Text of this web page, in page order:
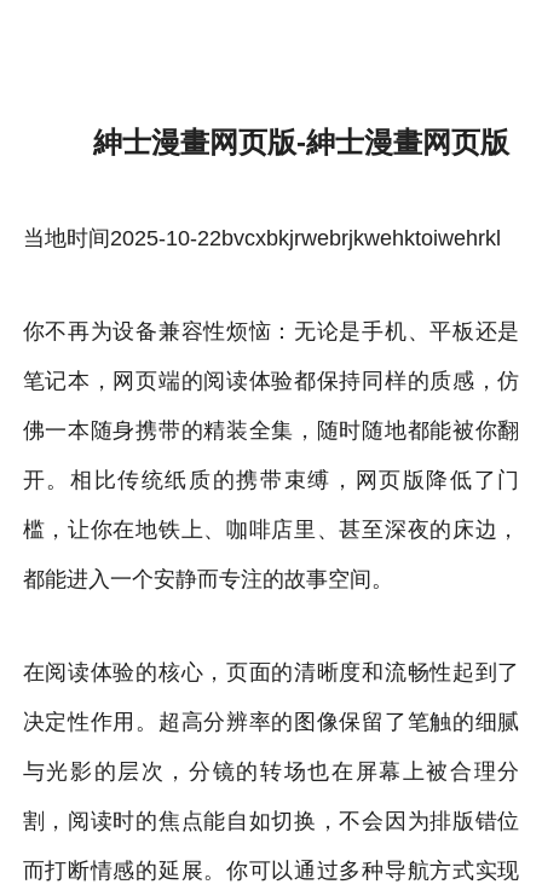
紳士漫畫网页版-紳士漫畫网页版
当地时间2025-10-22bvcxbkjrwebrjkwehktoiwehrkl
你不再为设备兼容性烦恼：无论是手机、平板还是
笔记本，网页端的阅读体验都保持同样的质感，仿
佛一本随身携带的精装全集，随时随地都能被你翻
开。相比传统纸质的携带束缚，网页版降低了门
槛，让你在地铁上、咖啡店里、甚至深夜的床边，
都能进入一个安静而专注的故事空间。
在阅读体验的核心，页面的清晰度和流畅性起到了
决定性作用。超高分辨率的图像保留了笔触的细腻
与光影的层次，分镜的转场也在屏幕上被合理分
割，阅读时的焦点能自如切换，不会因为排版错位
而打断情感的延展。你可以通过多种导航方式实现